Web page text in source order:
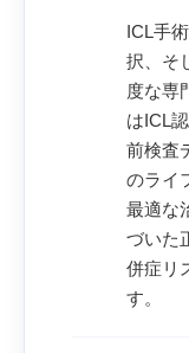
ICL手
択、そ
度な専
はICL
前検査
のライ
最適な
づいた
併症リ
す。